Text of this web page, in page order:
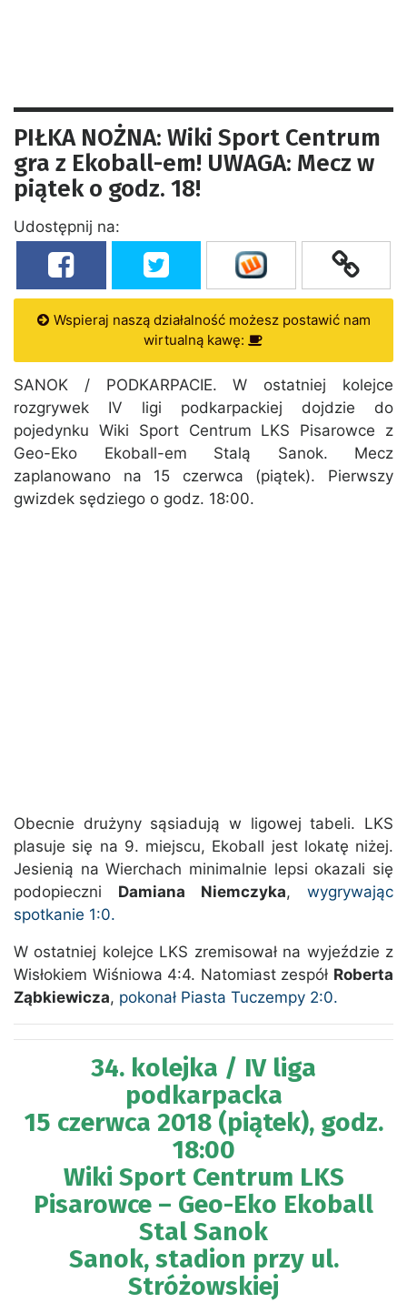
PIŁKA NOŻNA: Wiki Sport Centrum
gra z Ekoball-em! UWAGA: Mecz w
piątek o godz. 18!
Udostępnij na:
Wspieraj naszą działalność możesz postawić nam
wirtualną kawę:
SANOK / PODKARPACIE. W ostatniej kolejce
rozgrywek IV ligi podkarpackiej dojdzie do
pojedynku Wiki Sport Centrum LKS Pisarowce z
Geo-Eko Ekoball-em Stalą Sanok. Mecz
zaplanowano na 15 czerwca (piątek). Pierwszy
gwizdek sędziego o godz. 18:00.
Obecnie drużyny sąsiadują w ligowej tabeli. LKS
plasuje się na 9. miejscu, Ekoball jest lokatę niżej.
Jesienią na Wierchach minimalnie lepsi okazali się
podopieczni Damiana Niemczyka, wygrywając
spotkanie 1:0.
W ostatniej kolejce LKS zremisował na wyjeździe z
Wisłokiem Wiśniowa 4:4. Natomiast zespół Roberta
Ząbkiewicza, pokonał Piasta Tuczempy 2:0.
34. kolejka / IV liga
podkarpacka
15 czerwca 2018 (piątek), godz.
18:00
Wiki Sport Centrum LKS
Pisarowce – Geo-Eko Ekoball
Stal Sanok
Sanok, stadion przy ul.
Stróżowskiej